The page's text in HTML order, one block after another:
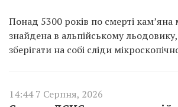
Понад 5300 років по смерті кам’яна
знайдена в альпійському
зберігати на собі сліди
14:44 7 Серпня, 2026